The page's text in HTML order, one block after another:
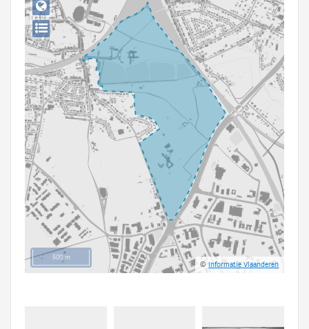
Downloads
Hergebruik
Aanmelden
500 m
©Informatie Vlaanderen